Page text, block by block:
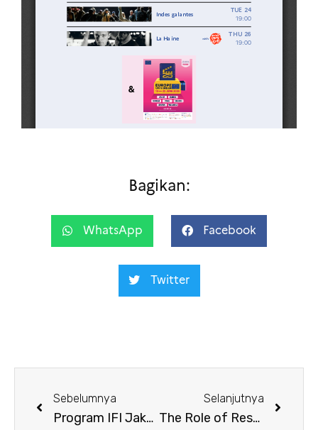
Bagikan:
WhatsApp Facebook
Twitter
Sebelumnya
Program IFI Jakarta – Juni 2025
Selanjutnya
The Role of Responsible Tech in Shaping Ethical Casino Environments